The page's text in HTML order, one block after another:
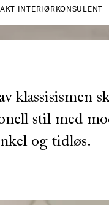
INTERIØRKONSULENT
klassisismen
stil med
og tidløs.